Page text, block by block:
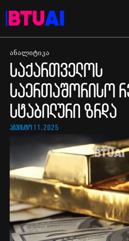
ანალიტიკა
საქართველოს
საერთაშორისო
სტაბილური ზრდა
აგვისტო 11, 2025